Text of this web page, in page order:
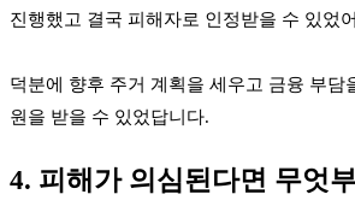
진행했고 결국 피해자로 인정받을 수 있었
덕분에 향후 주거 계획을 세우고 금융 부담
원을 받을 수 있었답니다.
4. 피해가 의심된다면 무엇